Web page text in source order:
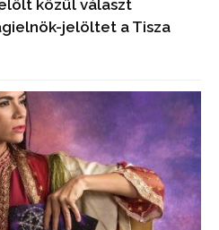
közül választ
jelöltet a Tisza